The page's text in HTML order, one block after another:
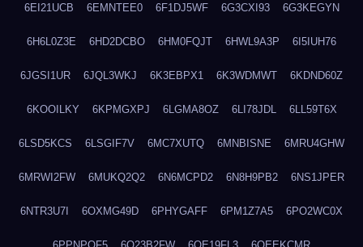
6EI21UCB 6EMNTEE0 6F1DJ5WF 6G3CXI93 6G3KEGYN
6H6L0Z3E 6HD2DCBO 6HM0FQJT 6HWL9A3P 6I5IUH76
6JGSI1UR 6JQL3WKJ 6K3EBPX1 6K3WDMWT 6KDND60Z
6KOOILKY 6KPMGXPJ 6LGMA8OZ 6LI78JDL 6LL59T6X
6LSD5KCS 6LSGIF7V 6MC7XUTQ 6MNBISNE 6MRU4GHW
6MRWI2FW 6MUKQ2Q2 6N6MCPD2 6N8H9PB2 6NS1JPER
6NTR3U7I 6OXMG49D 6PHYGAFF 6PM1Z7A5 6PO2WC0X